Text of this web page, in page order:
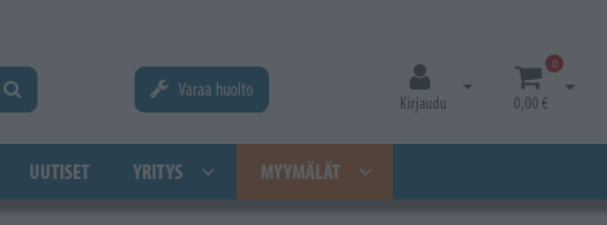
Varaa huolto
Kirjaudu
Avaa kirjautuminen
0
0,00 €
Avaa
UUTISET YRITYS MYYMÄLÄT